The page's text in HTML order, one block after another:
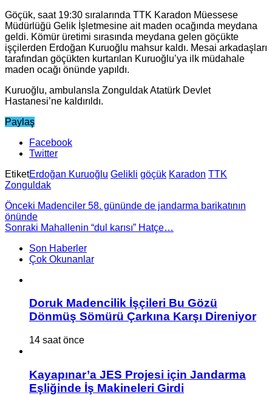
Göçük, saat 19:30 sıralarında TTK Karadon Müessese
Müdürlüğü Gelik İşletmesine ait maden ocağında meydana
geldi. Kömür üretimi sırasında meydana gelen göçükte
işçilerden Erdoğan Kuruoğlu mahsur kaldı. Mesai arkadaşları
tarafından göçükten kurtarılan Kuruoğlu’ya ilk müdahale
maden ocağı önünde yapıldı.
Kuruoğlu, ambulansla Zonguldak Atatürk Devlet
Hastanesi’ne kaldırıldı.
Paylaş
Facebook
Twitter
EtiketErdoğan Kuruoğlu Gelikli göçük Karadon TTK
Zonguldak
Önceki Madenciler 58. gününde de jandarma barikatının
önünde
Sonraki Mahallenin “dul karısı” Hatçe…
Son Haberler
Çok Okunanlar
Doruk Madencilik İşçileri Bu Gözü
Dönmüş Sömürü Çarkına Karşı Direniyor
14 saat önce
Kayapınar’a JES Projesi için Jandarma
Eşliğinde İş Makineleri Girdi